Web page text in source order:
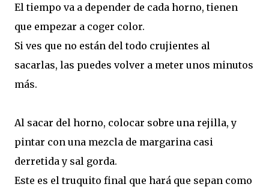
El tiempo va a depender de cada horno, tienen
que empezar a coger color.
Si ves que no están del todo crujientes al
sacarlas, las puedes volver a meter unos minutos
más.
Al sacar del horno, colocar sobre una rejilla, y
pintar con una mezcla de margarina casi
derretida y sal gorda.
Este es el truquito final que hará que sepan como